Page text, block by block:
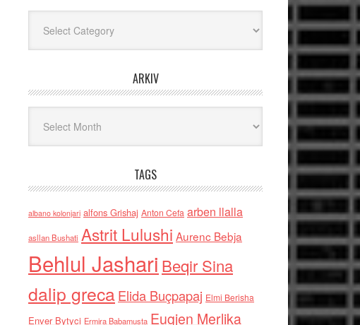
ARKIV
TAGS
albano kolonjari alfons Grishaj Anton Cefa arben llalla
asllan Bushati Astrit Lulushi Aurenc Bebja
Behlul Jashari Beqir Sina
dalip grecaElida Buçpapaj Elmi Berisha
Enver Bytyci Ermira Babamusta Eugjen Merlika